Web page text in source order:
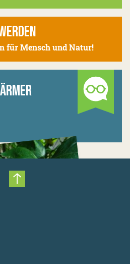
für Mensch und Natur!
Nach oben scrollen